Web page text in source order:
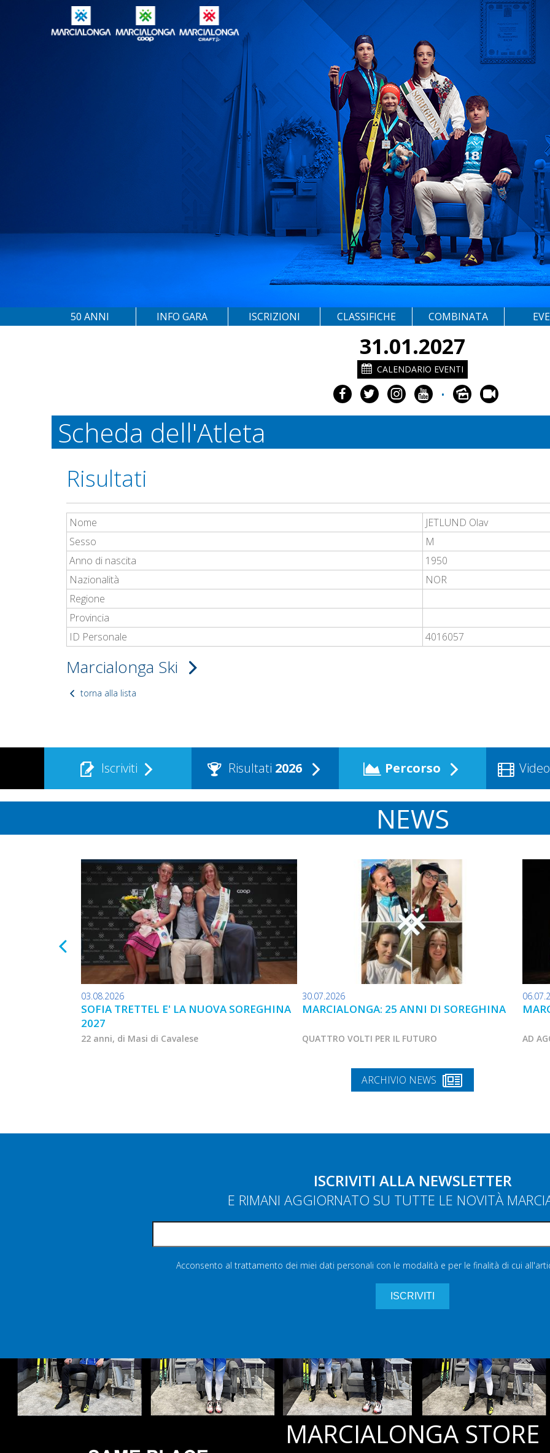
50 ANNI INFO GARA ISCRIZIONI CLASSIFICHE COMBINATA
31.01.2027
CALENDARIO EVENTI
•
Scheda dell'Atleta
Risultati
Nome
JETLUND Olav
Sesso
M
Anno di nascita
1950
Nazionalità
NOR
Regione
Provincia
ID Personale
4016057
Marcialonga Ski
torna alla lista
Iscriviti Risultati 2026 Percorso Video
NEWS
03.08.2026
SOFIA TRETTEL E' LA NUOVA SOREGHINA
2027
22 anni, di Masi di Cavalese
30.07.2026
MARCIALONGA: 25 ANNI DI SOREGHINA
QUATTRO VOLTI PER IL FUTURO AD
ARCHIVIO NEWS
ISCRIVITI ALLA NEWSLETTER
E RIMANI AGGIORNATO SU TUTTE LE NOVITÀ
Acconsento al trattamento dei miei dati personali con le modalità e per le finalità di cui
MARCIALONGA STORE